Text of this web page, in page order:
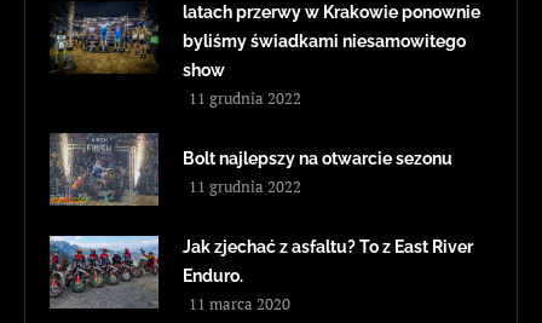
latach przerwy w Krakowie ponownie
byliśmy świadkami niesamowitego
show
11 grudnia 2022
Bolt najlepszy na otwarcie sezonu
11 grudnia 2022
Jak zjechać z asfaltu? To z East River
Enduro.
11 marca 2020